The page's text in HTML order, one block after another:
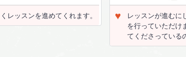
レッスンを進めてくれます。 ♥
レッスンが進むに
を行っていただけ
てくださっている